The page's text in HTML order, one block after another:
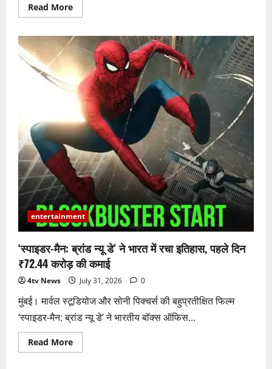
Read MoreRead
more
यादव
का
बॉलीवुड
डेब्यू
तय,
टाइगर
श्रॉफ
के
एक्शन
फिल्म
में
आएंगे
नजर
entertainment
‘स्पाइडर-मैन: ब्रांड न्यू डे’ ने भारत में रचा इतिहास, पहले दिन
₹72.44 करोड़ की कमाई
4tv News July 31, 2026 0
मुंबई। मार्वल स्टूडियोज और सोनी पिक्चर्स की बहुप्रतीक्षित फिल्म
‘स्पाइडर-मैन: ब्रांड न्यू डे’ ने भारतीय बॉक्स ऑफिस...
Read MoreRead
more